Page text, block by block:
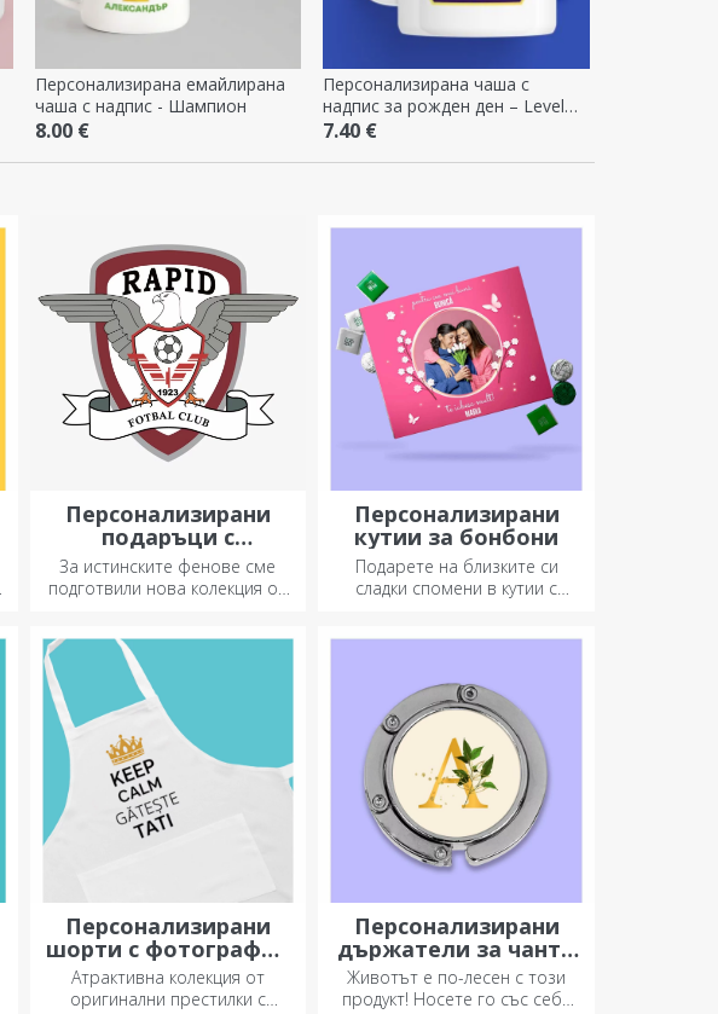
Персонализирана емайлирана
чаша с надпис - Шампион
8.00 €
Персонализирана чаша с
надпис за рожден ден – Level
Unlocked
7.40 €
Персонализирани
подаръци с
официална
лицензия - FC Rapid
1923 Букурещ
За истинските фенове сме
подготвили нова колекция от
партньорство с бяло-лилавия
отбор.
Персонализирани
кутии за бонбони
Подарете на близките си
сладки спомени в кутии с
Персонализирани
шорти с фотография
или бродерия
Атрактивна колекция от
оригинални престилки с
Персонализирани
държатели за чанти
за маса
Животът е по-лесен с този
продукт! Носете го със себе